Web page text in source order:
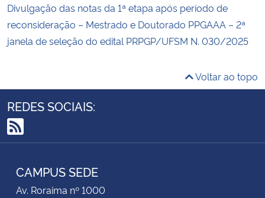
Divulgação das notas da 1ª etapa após período de
reconsideração – Mestrado e Doutorado PPGAAA – 2ª
janela de seleção do edital PRPGP/UFSM N. 030/2025
Voltar ao topo
REDES SOCIAIS:
RSS
CAMPUS SEDE
Av. Roraima nº 1000